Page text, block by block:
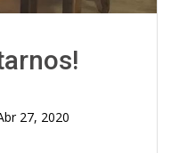
27, 2020